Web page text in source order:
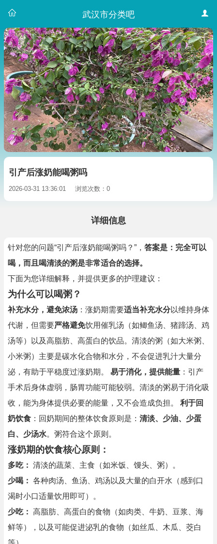
武汉市分类吧
引产后涨奶能喝粥吗
2026-03-31 13:36:01 浏览次数：0
详细信息
针对您的问题“引产后涨奶能喝粥吗？”， 答案是：完全可以
喝，而且喝清淡的粥是非常适合的选择。
下面为您详细解释，并提供更多的护理建议：
为什么可以喝粥？
补充水分，避免浓汤 ：涨奶期需要适当补充水分以维持身体
代谢，但需要严格避免饮用催乳汤（如鲫鱼汤、猪蹄汤、鸡
汤等）以及高脂肪、高蛋白的饮品。清淡的粥（如大米粥、
小米粥）主要是碳水化合物和水分，不会促进乳汁大量分
泌，有助于平稳度过涨奶期。 易于消化，提供能量 ：引产
手术后身体虚弱，肠胃功能可能较弱。清淡的粥易于消化吸
收，能为身体提供必要的能量，又不会造成负担。 利于回
奶饮食 ：回奶期间的整体饮食原则是： 清淡、少油、少蛋
白、少汤水。粥符合这个原则。
涨奶期的饮食核心原则：
多吃： 清淡的蔬菜、主食（如米饭、馒头、粥）。
少喝： 各种肉汤、鱼汤、鸡汤以及大量的白开水（感到口
渴时小口适量饮用即可）。
少吃： 高脂肪、高蛋白的食物（如肉类、牛奶、豆浆、海
鲜等），以及可能促进泌乳的食物（如丝瓜、木瓜、茭白